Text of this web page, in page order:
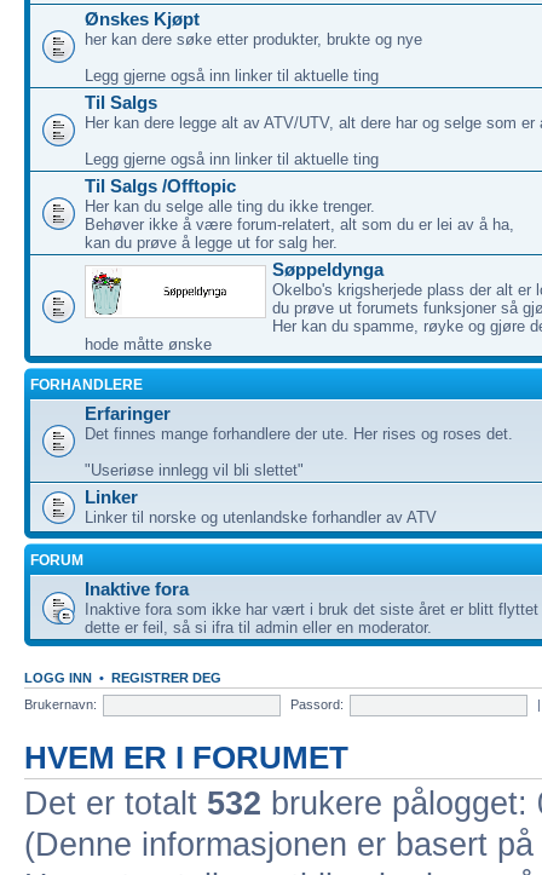
Ønskes Kjøpt
her kan dere søke etter produkter, brukte og nye
Legg gjerne også inn linker til aktuelle ting
Til Salgs
Her kan dere legge alt av ATV/UTV, alt dere har og selge som er
Legg gjerne også inn linker til aktuelle ting
Til Salgs /Offtopic
Her kan du selge alle ting du ikke trenger.
Behøver ikke å være forum-relatert, alt som du er lei av å ha,
kan du prøve å legge ut for salg her.
Søppeldynga
Okelbo's krigsherjede plass der alt er
du prøve ut forumets funksjoner så
Her kan du spamme, røyke og gjøre
hode måtte ønske
FORHANDLERE
Erfaringer
Det finnes mange forhandlere der ute. Her rises og roses det.
"Useriøse innlegg vil bli slettet"
Linker
Linker til norske og utenlandske forhandler av ATV
FORUM
Inaktive fora
Inaktive fora som ikke har vært i bruk det siste året er blitt flyttet
dette er feil, så si ifra til admin eller en moderator.
LOGG INN • REGISTRER DEG
Brukernavn:
Passord:
HVEM ER I FORUMET
Det er totalt 532 brukere
(Denne informasjonen er basert